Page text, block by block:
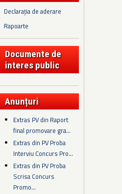
Declarația de aderare
Rapoarte
Documente de
interes public
Anunțuri
Extras PV din Raport
final promovare gra...
Extras din PV Proba
Interviu Concurs Pro...
Extras din PV Proba
Scrisa Concurs
Promo...